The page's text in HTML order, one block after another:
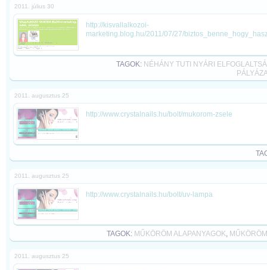
2011. július 30
http://kisvallalkozoi-
marketing.blog.hu/2011/07/27/
TAGOK: NÉHÁNY TUTI NYÁRI
2011. augusztus 25
http://www.crystalnails.hu/bolt/mukorom-zsele
2011. augusztus 25
http://www.crystalnails.hu/bolt/uv-lampa
TAGOK: MŰKÖRÖM ALAPANYAGOK,
2011. augusztus 25